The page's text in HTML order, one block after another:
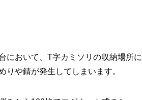
において、T字カミソリの収納場所
りや錆が発生してしまいます。